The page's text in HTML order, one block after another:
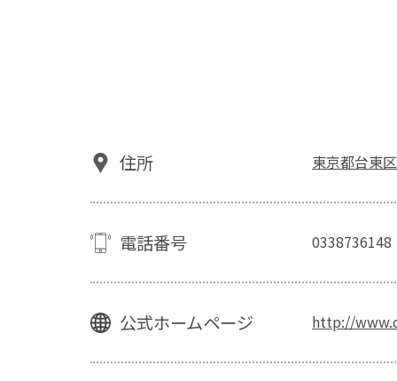
住所 東京都台東
電話番号 0338736148
公式ホームページ http://